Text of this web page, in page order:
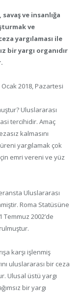
ve insanlığa
ve
yargılaması ile
bir yargı organıdır
2018, Pazartesi
Uluslararası
tercihidir. Amaç
kalmasını
yargılamak çok
emri vereni ve yüz
Uluslararası
Roma Statüsüne
Temmuz 2002’de
karşı işlenmiş
uluslararası bir ceza
Ulusal üstü yargı
bir yargı